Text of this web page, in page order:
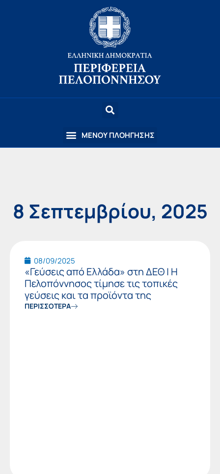
8 Σεπτεμβρίου, 2025
08/09/2025
«Γεύσεις από Ελλάδα» στη ΔΕΘ | Η
Πελοπόννησος τίμησε τις τοπικές
γεύσεις και τα προϊόντα της
ΠΕΡΙΣΣΟΤΕΡΑ